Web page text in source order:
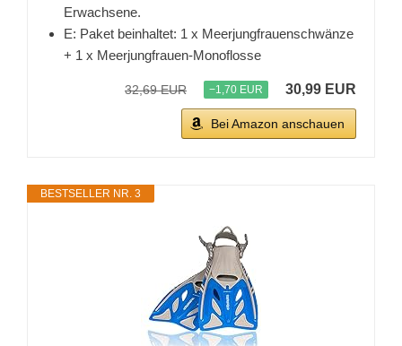
Erwachsene.
E: Paket beinhaltet: 1 x Meerjungfrauenschwänze
+ 1 x Meerjungfrauen-Monoflosse
32,69 EUR −1,70 EUR 30,99 EUR
Bei Amazon anschauen
BESTSELLER NR. 3